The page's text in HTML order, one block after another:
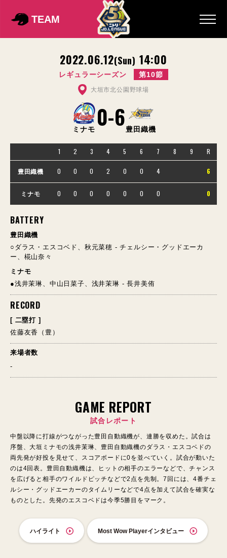
TEAM
2022.06.12(Sun) 14:00
レギュラーシーズン 第10節
大垣市北公園野球場
ミナモ 0-6豊田織機
1 2 3 4 5 6 7 8 9 R
豊田織機 0 0 0 2 0 0 4 6
ミナモ 0 0 0 0 0 0 0 0
BATTERY
豊田織機
○ダラス・エスコベド、秋元菜穂 - チェルシー・グッドエーカ
ー、椛山奈々
ミナモ
●浅井茉琳、中山日菜子、浅井茉琳 - 長井美侑
RECORD
[ 二塁打 ]
佐藤友香（豊）
来場者数
-
GAME REPORT
試合レポート
中盤以降に打線がつながった豊田自動織機が、連勝を収めた。試合は
序盤、大垣ミナモの浅井茉琳、豊田自動織機のダラス・エスコベドの
両先発が好投を見せて、スコアボードに0を並べていく。試合が動いた
のは4回表。豊田自動織機は、ヒットの相手のエラーなどで、チャンス
を広げると相手のワイルドピッチなどで2点を先制。7回には、4番チェ
ルシー・グッドエーカーのタイムリーなどで4点を加えて試合を確実な
ものとした。先発のエスコベドは今季5勝目をマーク。
ハイライト Most Wow Playerインタビュー